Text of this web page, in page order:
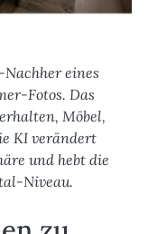
eines
Fotos. Das
Möbel,
KI verändert
und hebt die
Niveau.